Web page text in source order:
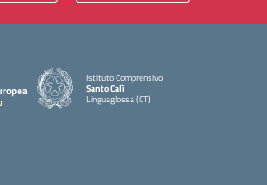
Istituto Comprensivo
Santo Calì
Linguaglossa (CT)
— Visita la pagina iniziale della scuola